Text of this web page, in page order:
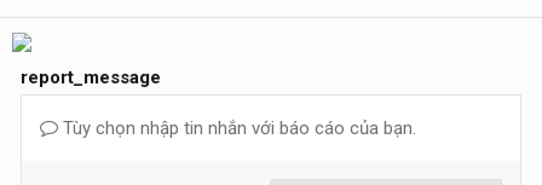
report_message
Tùy chọn nhập tin nhắn với báo cáo của bạn.